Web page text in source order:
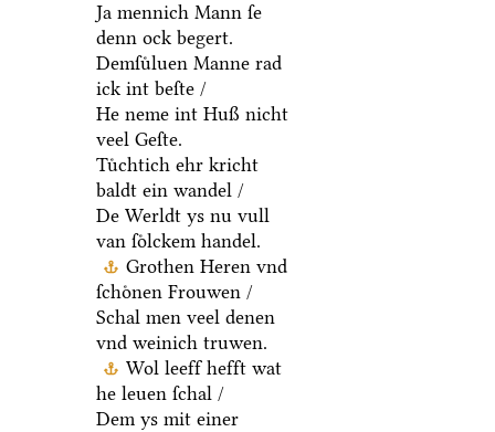
Ja mennich Mann ſe
denn ock begert.
Demſuͤluen Manne rad
ick int beſte /
He neme int Huß nicht
veel Geſte.
Tuͤchtich ehr kricht
baldt ein wandel /
De Werldt ys nu vull
van ſoͤlckem handel.
Grothen Heren vnd
ſchoͤnen Frouwen /
Schal men veel denen
vnd weinich truwen.
Wol leeff hefft wat
he leuen ſchal /
Dem ys mit einer